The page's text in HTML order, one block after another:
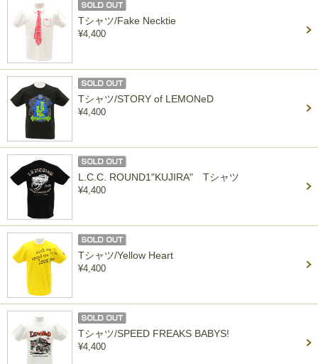
Tシャツ/Fake Necktie
¥4,400
Tシャツ/STORY of LEMONeD
¥4,400
L.C.C. ROUND1"KUJIRA" Tシャツ
¥4,400
Tシャツ/Yellow Heart
¥4,400
Tシャツ/SPEED FREAKS BABYS!
¥4,400